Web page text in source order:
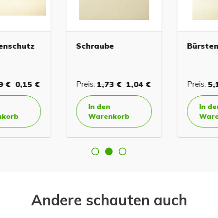
0,15 €
Schraube
Preis: 1,73 € 1,04 €
In den
Warenkorb
Bürsten
Preis:
In den
Andere schauten auch